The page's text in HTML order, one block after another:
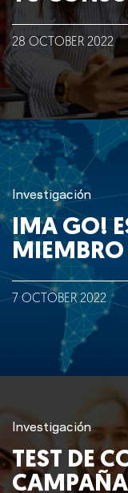
28 OCTOBER 2022
Investigación
IMA GO!
MIEMBRO
7 OCTOBER 2022
Investigación
TEST DE